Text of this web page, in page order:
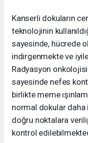
Kanserli dokuların
teknolojinin
sayesinde, hücrede
indirgenmekte ve
Radyasyon
sayesinde nefes
birlikte meme
normal dokular daha
doğru noktalara
kontrol